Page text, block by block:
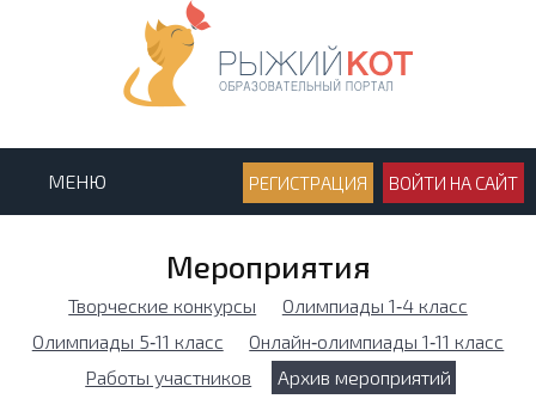
МЕНЮ РЕГИСТРАЦИЯ ВОЙТИ НА САЙТ
Мероприятия
Творческие конкурсы
Олимпиады 1‑4 класс
Олимпиады 5‑11 класс
Онлайн‑олимпиады 1‑11 класс
Работы участников
Архив мероприятий